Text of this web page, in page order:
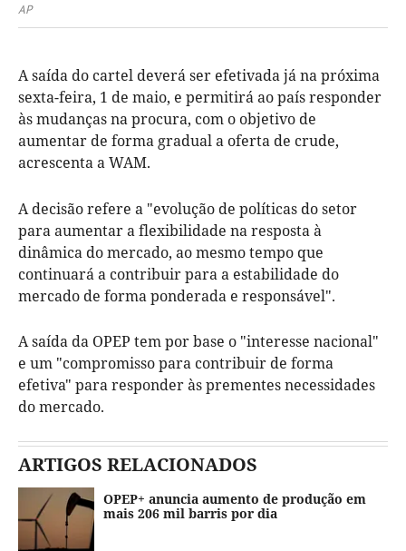
AP
A saída do cartel deverá ser efetivada já na próxima
sexta-feira, 1 de maio, e permitirá ao país responder
às mudanças na procura, com o objetivo de
aumentar de forma gradual a oferta de crude,
acrescenta a WAM.
A decisão refere a "evolução de políticas do setor
para aumentar a flexibilidade na resposta à
dinâmica do mercado, ao mesmo tempo que
continuará a contribuir para a estabilidade do
mercado de forma ponderada e responsável".
A saída da OPEP tem por base o "interesse nacional"
e um "compromisso para contribuir de forma
efetiva" para responder às prementes necessidades
do mercado.
ARTIGOS RELACIONADOS
OPEP+ anuncia aumento de produção em
mais 206 mil barris por dia